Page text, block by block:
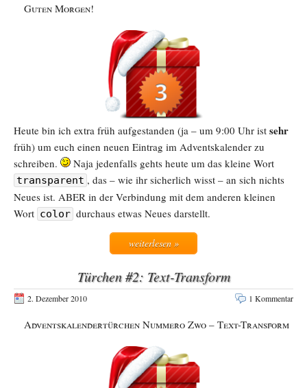
Guten Morgen!
Heute bin ich extra früh aufgestanden (ja – um 9:00 Uhr ist sehr
früh) um euch einen neuen Eintrag im Adventskalender zu
schreiben.
Naja jedenfalls gehts heute um das kleine Wort
transparent , das – wie ihr sicherlich wisst – an sich nichts
Neues ist. ABER in der Verbindung mit dem anderen kleinen
Wort color durchaus etwas Neues darstellt.
weiterlesen »
Türchen #2: Text-Transform
2. Dezember 2010 1 Kommentar
Adventskalendertürchen Nummero Zwo – Text-Transform